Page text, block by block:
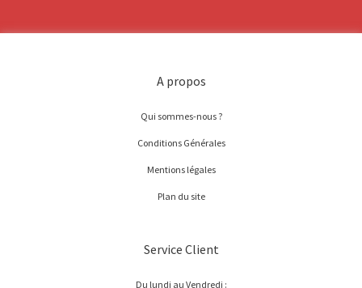
A propos
Qui sommes-nous ?
Conditions Générales
Mentions légales
Plan du site
Service Client
Du lundi au Vendredi :